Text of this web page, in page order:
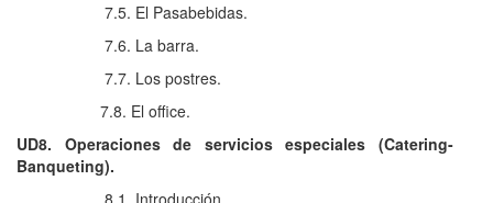
7.5. El Pasabebidas.
7.6. La barra.
7.7. Los postres.
7.8. El office.
UD8. Operaciones de servicios especiales (Catering-
Banqueting).